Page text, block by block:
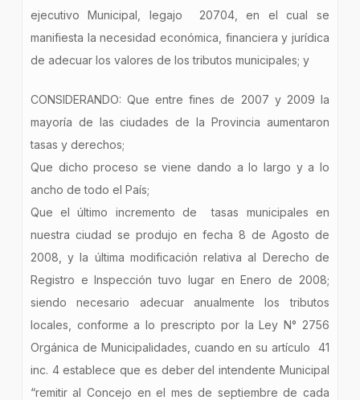
ejecutivo Municipal, legajo 20704, en el cual se
manifiesta la necesidad económica, financiera y jurídica
de adecuar los valores de los tributos municipales; y
CONSIDERANDO: Que entre fines de 2007 y 2009 la
mayoría de las ciudades de la Provincia aumentaron
tasas y derechos;
Que dicho proceso se viene dando a lo largo y a lo
ancho de todo el País;
Que el último incremento de tasas municipales en
nuestra ciudad se produjo en fecha 8 de Agosto de
2008, y la última modificación relativa al Derecho de
Registro e Inspección tuvo lugar en Enero de 2008;
siendo necesario adecuar anualmente los tributos
locales, conforme a lo prescripto por la Ley N° 2756
Orgánica de Municipalidades, cuando en su artículo 41
inc. 4 establece que es deber del intendente Municipal
“remitir al Concejo en el mes de septiembre de cada